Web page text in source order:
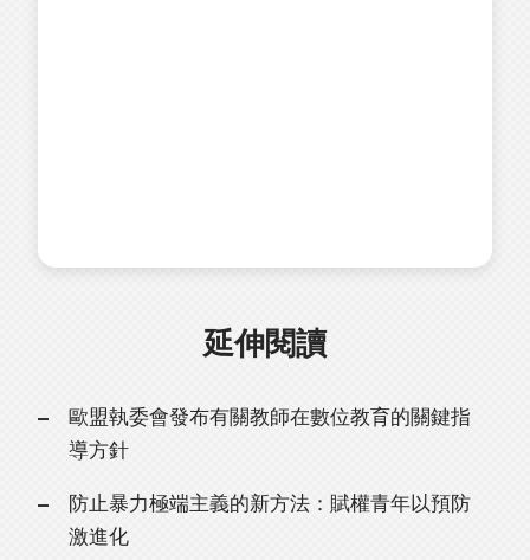
延伸閱讀
歐盟執委會發布有關教師在數位教育的關鍵指
導方針
防止暴力極端主義的新方法：賦權青年以預防
激進化